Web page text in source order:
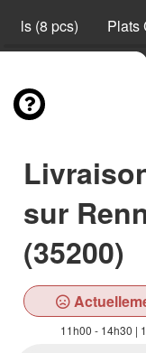
(8 pcs) Plats
sur
(35200)
11h00 - 14h30 |